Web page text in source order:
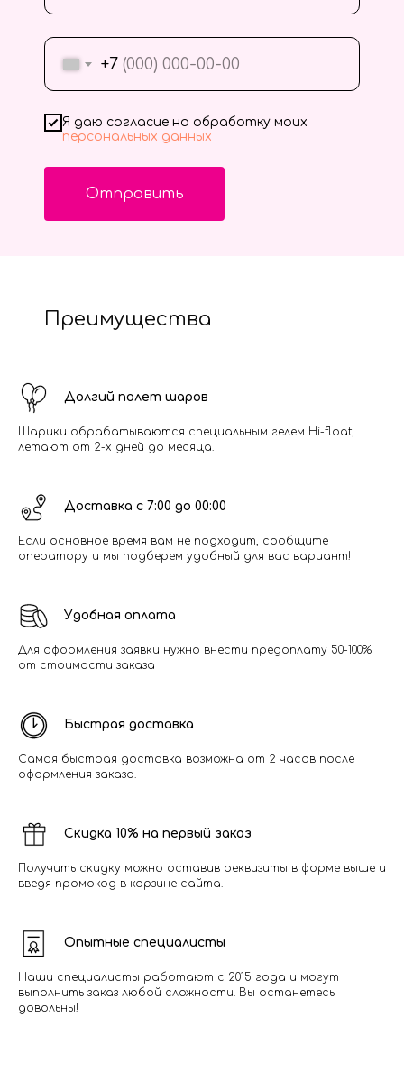
+7
Я даю согласие на обработку моих
персональных данных
Отправить
Преимущества
Долгий полет шаров
Шарики обрабатываются специальным гелем Hi-float,
летают от 2-х дней до месяца.
Доставка с 7:00 до 00:00
Если основное время вам не подходит, сообщите
оператору и мы подберем удобный для вас вариант!
Удобная оплата
Для оформления заявки нужно внести предоплату 50-100%
от стоимости заказа
Быстрая доставка
Самая быстрая доставка возможна от 2 часов после
оформления заказа.
Скидка 10% на первый заказ
Получить скидку можно оставив реквизиты в форме выше и
введя промокод в корзине сайта.
Опытные специалисты
Наши специалисты работают с 2015 года и могут
выполнить заказ любой сложности. Вы останетесь
довольны!